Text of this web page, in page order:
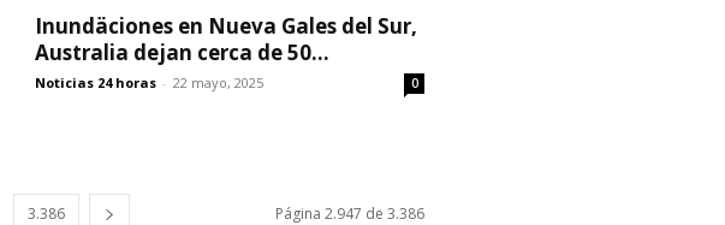
Inundäciones en Nueva Gales del Sur,
Australia dejan cerca de 50...
Noticias 24 horas - 22 mayo, 2025 0
3.386 Página 2.947 de 3.386